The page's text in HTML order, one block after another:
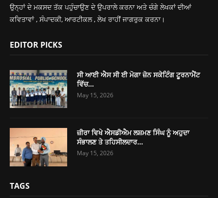
ਉਨ੍ਹਾਂ ਦੇ ਮਕਸਦ ਤੱਕ ਪਹੁੰਚਾਉਣ ਦੇ ਉਪਰਾਲੇ ਕਰਨਾ ਅਤੇ ਚੰਗੇ ਲੇਖਕਾਂ ਦੀਆਂ
ਕਵਿਤਾਵਾਂ , ਸੰਪਾਦਕੀ, ਆਰਟੀਕਲ , ਲੇਖ ਰਾਹੀਂ ਜਾਗਰੁਕ ਕਰਨਾ।
EDITOR PICKS
ਸੀ ਆਈ ਐਸ ਸੀ ਈ ਮੋਗਾ ਜ਼ੋਨ ਸਕੇਟਿੰਗ ਟੂਰਨਾਮੈਂਟ
ਵਿੱਚ...
May 15, 2026
ਜ਼ੀਰਾ ਵਿਖੇ ਐਸਡੀਐਮ ਲਸ਼ਮਣ ਸਿੰਘ ਨੂੰ ਅਹੁਦਾ
ਸੰਭਾਲਣ ਤੇ ਤਹਿਸੀਲਦਾਰ...
May 15, 2026
TAGS